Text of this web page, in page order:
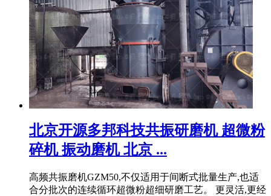
北京开源多邦科技共振研磨机 超微粉
碎机 振动磨机 北京 ...
高频共振磨机GZM50,不仅适用于间断式批量生产,也适
合分批次的连续循环超微粉超细研磨工艺。 更灵活,更经